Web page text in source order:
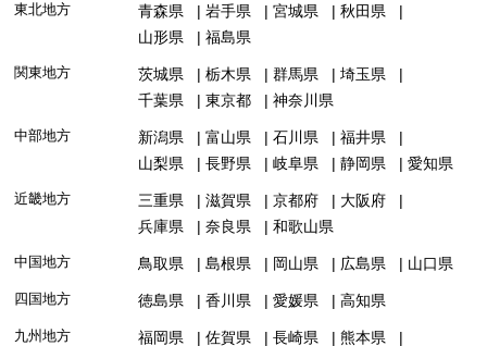
東北地方 青森県 岩手県 宮城県
秋田県
山形県
福島県
関東地方 茨城県 栃木県 群馬県
埼玉県
千葉県
東京都 神奈川県
中部地方 新潟県 富山県 石川県
福井県
山梨県
長野県 岐阜県 静岡県 愛知県
近畿地方 三重県 滋賀県 京都府
大阪府
兵庫県
奈良県 和歌山県
中国地方 鳥取県 島根県 岡山県 広島県 山口県
四国地方 徳島県 香川県 愛媛県 高知県
九州地方 福岡県 佐賀県 長崎県
熊本県